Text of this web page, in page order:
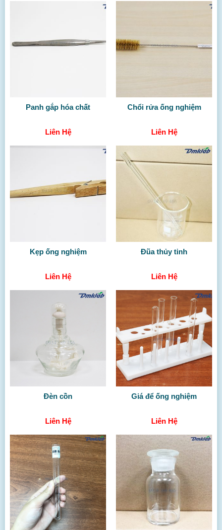
Panh gắp hóa chất
Liên Hệ
Chổi rửa ống nghiệm
Liên Hệ
Kẹp ống nghiệm
Liên Hệ
Đũa thủy tinh
Liên Hệ
Đèn cồn
Liên Hệ
Giá để ống nghiệm
Liên Hệ